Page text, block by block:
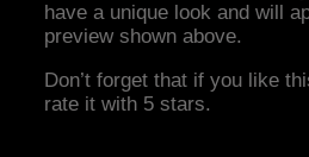
have a unique look and will
preview shown above.
Don’t forget that if you like
rate it with 5 stars.